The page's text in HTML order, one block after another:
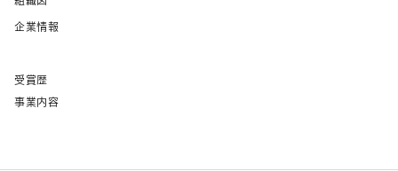
企業情報
受賞歴
事業内容